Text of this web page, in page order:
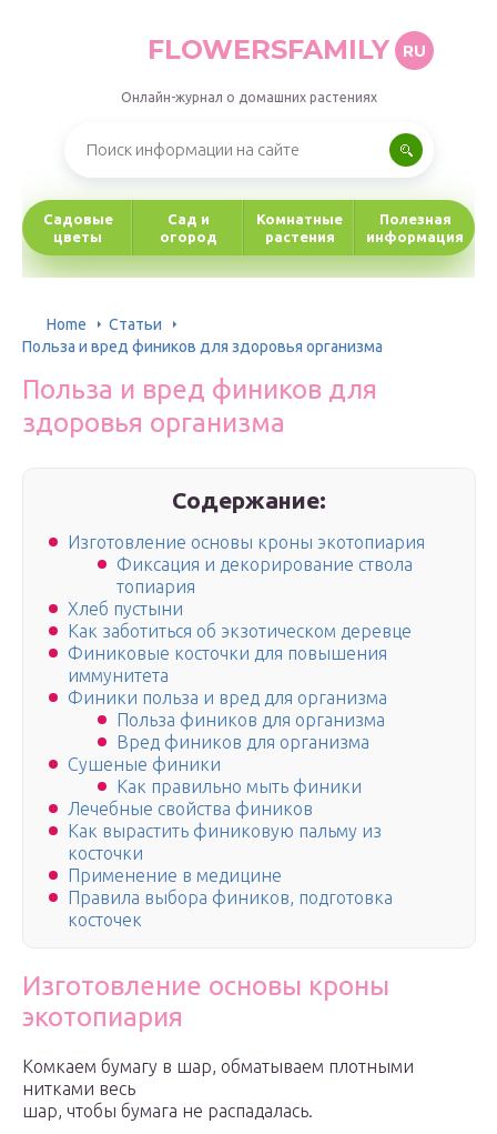
FLOWERSFAMILY RU
Онлайн-журнал о домашних растениях
Садовые
цветы
Сад и
огород
Комнатные
растения
Полезная
информация
Home
Статьи
Польза и вред фиников для здоровья организма
Польза и вред фиников для
здоровья организма
Содержание:
Изготовление основы кроны экотопиария
Фиксация и декорирование ствола
топиария
Хлеб пустыни
Как заботиться об экзотическом деревце
Финиковые косточки для повышения
иммунитета
Финики польза и вред для организма
Польза фиников для организма
Вред фиников для организма
Сушеные финики
Как правильно мыть финики
Лечебные свойства фиников
Как вырастить финиковую пальму из
косточки
Применение в медицине
Правила выбора фиников, подготовка
косточек
Изготовление основы кроны
экотопиария
Комкаем бумагу в шар, обматываем плотными
нитками весь
шар, чтобы бумага не распадалась.